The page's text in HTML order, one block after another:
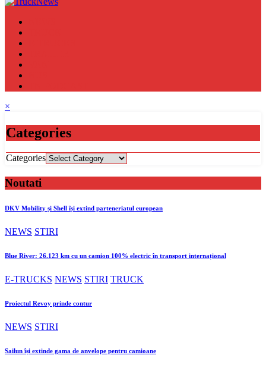
×
Categories
Categories
Noutati
DKV Mobility și Shell își extind parteneriatul european
NEWS STIRI
Blue River: 26.123 km cu un camion 100% electric în transport internațional
E-TRUCKS NEWS STIRI TRUCK
Proiectul Revoy prinde contur
NEWS STIRI
Sailun își extinde gama de anvelope pentru camioane